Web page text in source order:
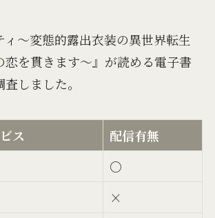
ィ～変態的露出衣装の異世界転生
恋を貫きます～』が読める電子書
しました。
ス
配信有無
○
×